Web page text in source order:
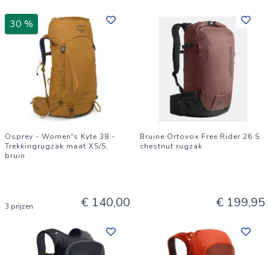
30 %
Osprey - Women's Kyte 38 -
Trekkingrugzak maat XS/S,
bruin
3 prijzen € 140,00
Bruine Ortovox Free Rider 26 S
chestnut rugzak
€ 199,95